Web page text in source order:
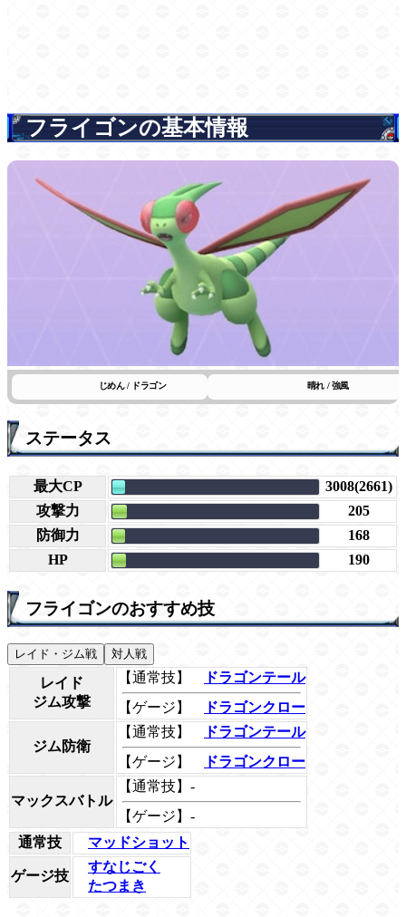
フライゴンの基本情報
じめん / ドラゴン 晴れ / 強風
ステータス
最大CP
3008(2661)
攻撃力
205
防御力
168
HP
190
フライゴンのおすすめ技
レイド・ジム戦 対人戦
レイド
ジム攻撃
【通常技】
ドラゴンテール
【ゲージ】
ドラゴンクロー
ジム防衛
【通常技】
ドラゴンテール
【ゲージ】
ドラゴンクロー
マックスバトル
【通常技】-
【ゲージ】-
通常技
マッドショット
ゲージ技
すなじごく
たつまき